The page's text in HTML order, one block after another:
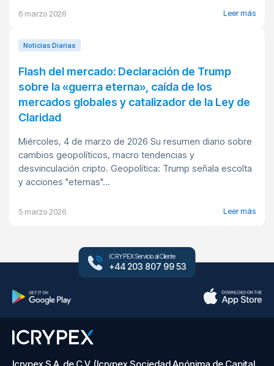
6 marzo 2026 Leer más
Noticias Diarias
Flash del mercado: Declaración de Trump
sobre la «guerra eterna», caída de los
mercados globales y catalizador de la Ley de
Claridad
Miércoles, 4 de marzo de 2026 Su resumen diario sobre
cambios geopolíticos, macro tendencias y
desvinculación cripto. Geopolítica: Trump señala escolta
y acciones "eternas"...
5 marzo 2026 Leer más
ICRYPEX Servicio al Cliente
+44 203 807 99 53